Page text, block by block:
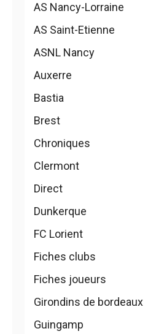
AS Nancy-Lorraine
AS Saint-Etienne
ASNL Nancy
Auxerre
Bastia
Brest
Chroniques
Clermont
Direct
Dunkerque
FC Lorient
Fiches clubs
Fiches joueurs
Girondins de bordeaux
Guingamp